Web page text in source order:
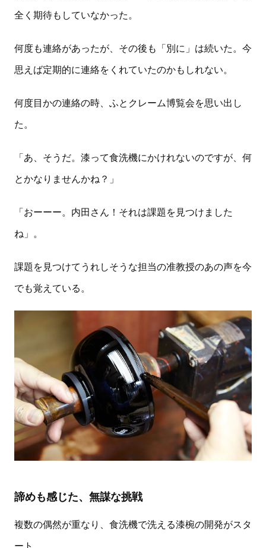
全く期待もしていなかった。
何度も連絡があったが、その後も「別に」は続いた。今
思えば定期的に連絡をくれていたのかもしれない。
何度目かの連絡の時、ふとクレーム博覧会を思い出し
た。
「あ、そうだ。漆って食洗機にかけれないのですが、何
とかなりませんかね？」
「おーーー。内田さん！それは課題を見つけました
ね」。
課題を見つけてうれしそうな担当の准教授のあの声を今
でも覚えている。
諦めも感じた、無謀な挑戦
複数の偶然が重なり、食洗機で洗える漆椀の開発がスタ
ート。